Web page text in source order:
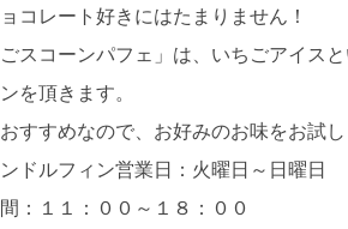
コレート好きにはたまりません！
ごスコーンパフェ」は、いちごアイス
を頂きます。
すすめなので、お好みのお味をお試し
ドルフィン営業日：火曜日～日曜
：１１：００～１８：００